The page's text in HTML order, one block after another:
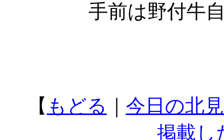
手前は野付牛
【 もどる
今日の北
掲載し